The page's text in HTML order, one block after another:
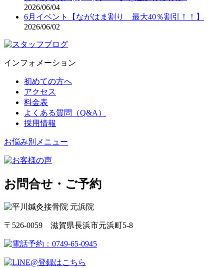
2026/06/04
6月イベント【ながはま割り 最大40％割引！！】
2026/06/02
インフォメーション
初めての方へ
アクセス
料金表
よくある質問（Q&A）
採用情報
お悩み別メニュー
お問合せ・ご予約
〒526-0059 滋賀県長浜市元浜町5-8